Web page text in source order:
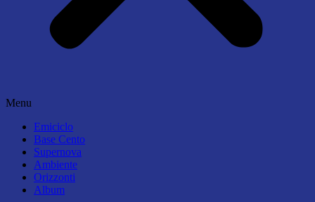
Menu
Emiciclo
Base Cento
Supernova
Ambiente
Orizzonti
Album